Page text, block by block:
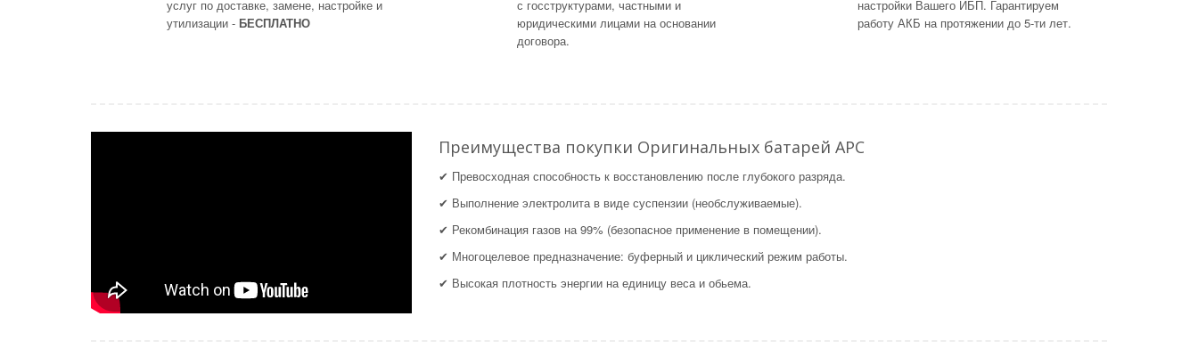
услуг по доставке, замене, настройке и
утилизации - БЕСПЛАТНО
с госструктурами, частными и
юридическими лицами на основании
договора.
настройки Вашего ИБП. Гарантируем
работу АКБ на протяжении до 5-ти лет.
Преимущества покупки Оригинальных батарей APC
✔ Превосходная способность к восстановлению после глубокого разряда.
✔ Выполнение электролита в виде суспензии (необслуживаемые).
✔ Рекомбинация газов на 99% (безопасное применение в помещении).
✔ Многоцелевое предназначение: буферный и циклический режим работы.
✔ Высокая плотность энергии на единицу веса и обьема.